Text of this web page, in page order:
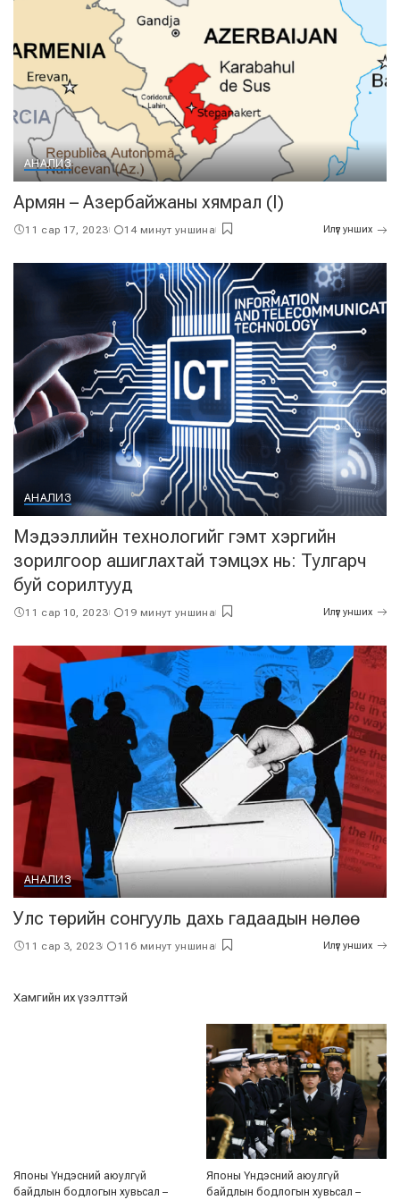
АНАЛИЗ
Армян – Азербайжаны хямрал (I)
11 сар 17, 2023 14 минут уншина Илүүг унших
АНАЛИЗ
Мэдээллийн технологийг гэмт хэргийн
зорилгоор ашиглахтай тэмцэх нь: Тулгарч
буй сорилтууд
11 сар 10, 2023 19 минут уншина Илүүг унших
АНАЛИЗ
Улс төрийн сонгууль дахь гадаадын нөлөө
11 сар 3, 2023 116 минут уншина Илүүг унших
Хамгийн их үзэлттэй
Японы Үндэсний аюулгүй
байдлын бодлогын хувьсал –
Японы Үндэсний аюулгүй
байдлын бодлогын хувьсал –